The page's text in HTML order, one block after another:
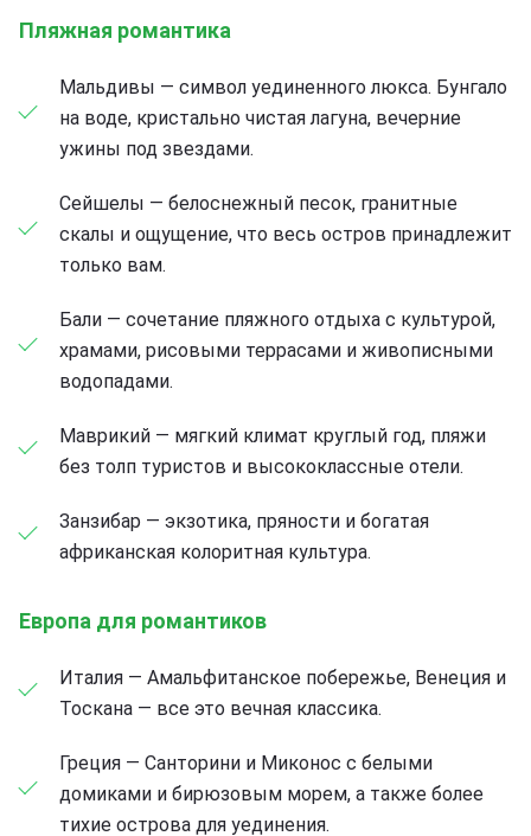
Пляжная романтика
Мальдивы — символ уединенного люкса. Бунгало
на воде, кристально чистая лагуна, вечерние
ужины под звездами.
Сейшелы — белоснежный песок, гранитные
скалы и ощущение, что весь остров принадлежит
только вам.
Бали — сочетание пляжного отдыха с культурой,
храмами, рисовыми террасами и живописными
водопадами.
Маврикий — мягкий климат круглый год, пляжи
без толп туристов и высококлассные отели.
Занзибар — экзотика, пряности и богатая
африканская колоритная культура.
Европа для романтиков
Италия — Амальфитанское побережье, Венеция и
Тоскана — все это вечная классика.
Греция — Санторини и Миконос с белыми
домиками и бирюзовым морем, а также более
тихие острова для уединения.